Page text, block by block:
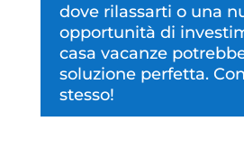
dove rilassarti o una
opportunità di
casa vacanze
soluzione perfetta.
stesso!